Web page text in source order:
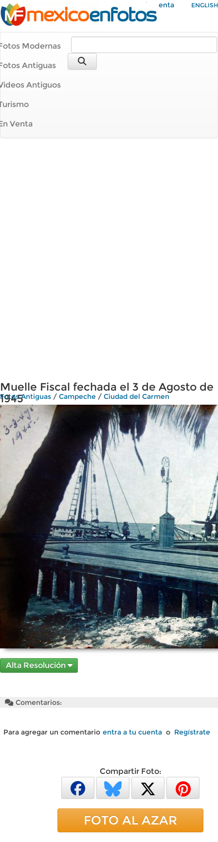
Mi Cuenta ENGLISH
Modernas
Antiguas
Antiguos
Venta
Muelle Fiscal fechada el 3 de Agosto de
1945
Fotos Antiguas / Campeche / Ciudad del Carmen
Alta Resolución
Comentarios:
Para agregar un comentario entra a tu cuenta o Regístrate
Compartir Foto:
FOTO AL AZAR